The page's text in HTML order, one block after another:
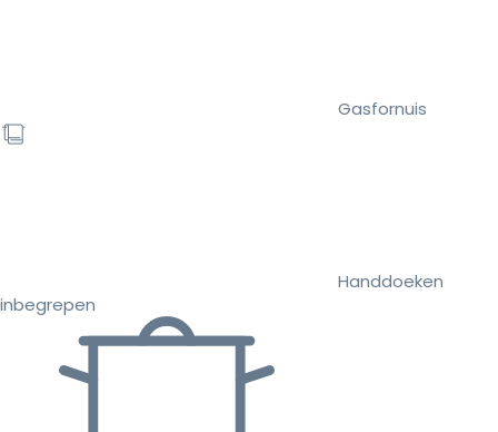
Gasfornuis
Handdoeken
inbegrepen